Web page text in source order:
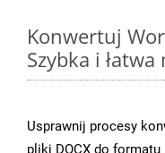
Konwertuj
Szybka i
Usprawnij procesy
pliki DOCX do